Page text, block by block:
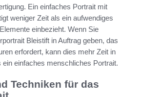
Ein einfaches Portrait mit
weniger Zeit als ein aufwendiges
einbezieht. Wenn Sie
Bleistift in Auftrag geben, das
erfordert, kann dies mehr Zeit in
einfaches menschliches Portrait.
Techniken für das